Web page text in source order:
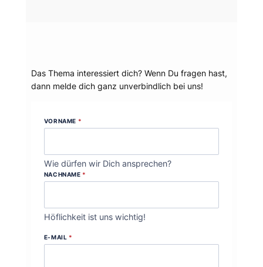
Das Thema interessiert dich? Wenn Du fragen hast,
dann melde dich ganz unverbindlich bei uns!
VORNAME *
Wie dürfen wir Dich ansprechen?
NACHNAME *
Höflichkeit ist uns wichtig!
E-MAIL *